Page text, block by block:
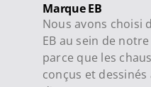
Marque EB
Nous avons choisi
EB au sein de
parce que les
conçus et